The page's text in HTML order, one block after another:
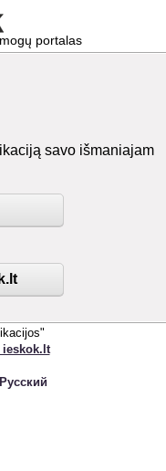
portalas
savo išmaniajam
Русский